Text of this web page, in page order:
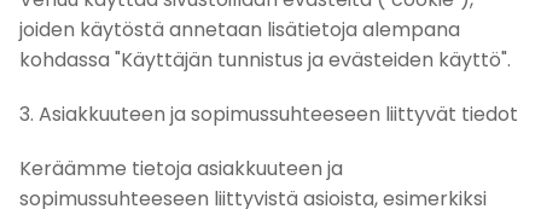
joiden käytöstä annetaan lisätietoja alempana
kohdassa "Käyttäjän tunnistus ja evästeiden käyttö".
3. Asiakkuuteen ja sopimussuhteeseen liittyvät tiedot
Keräämme tietoja asiakkuuteen ja
sopimussuhteeseen liittyvistä asioista, esimerkiksi